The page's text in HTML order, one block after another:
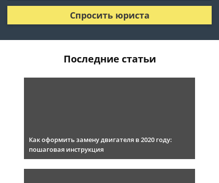
Спросить юриста
Последние статьи
Как оформить замену двигателя в 2020 году:
пошаговая инструкция